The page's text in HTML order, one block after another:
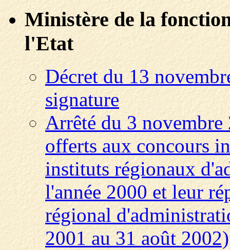
Ministère de la
l'Etat
Décret du 13
signature
Arrêté du 3
offerts aux concours
instituts régionaux
l'année 2000 et leur
régional
2001 au 31 août 2002)